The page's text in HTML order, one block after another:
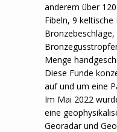
anderem über
Fibeln, 9
Bronzebeschläge,
Menge
Diese Funde
auf und um eine
Im Mai 2022
eine
Georadar und